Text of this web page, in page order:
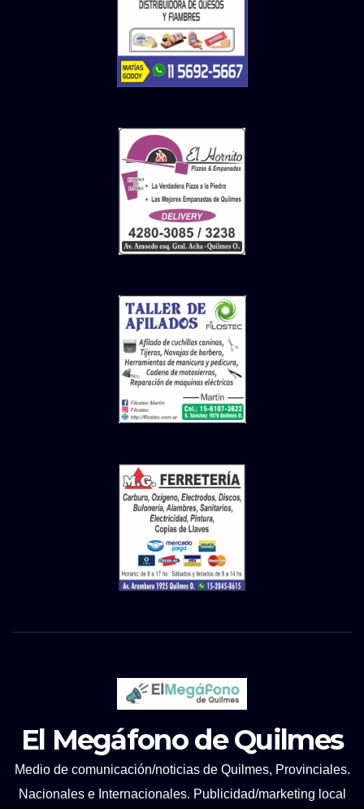
El Megáfono de Quilmes
Medio de comunicación/noticias de Quilmes, Provinciales.
Nacionales e Internacionales. Publicidad/marketing local